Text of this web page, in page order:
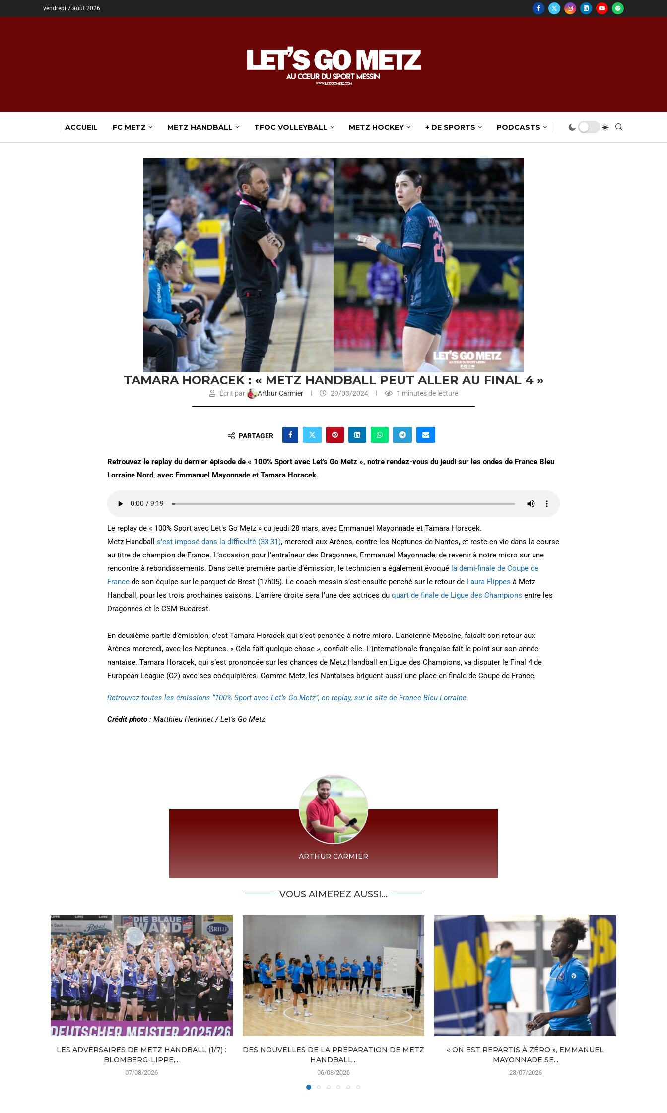
vendredi 7 août 2026
ACCUEIL FC METZ METZ HANDBALL TFOC VOLLEYBALL METZ HOCKEY + DE SPORTS PODCASTS
TAMARA HORACEK : « METZ HANDBALL PEUT ALLER AU FINAL 4 »
Écrit par Arthur Carmier 29/03/2024 1 minutes de lecture
PARTAGER
Retrouvez le replay du dernier épisode de « 100% Sport avec Let’s Go Metz », notre rendez-vous du jeudi sur les ondes de France Bleu
Lorraine Nord, avec Emmanuel Mayonnade et Tamara Horacek.
Le replay de « 100% Sport avec Let’s Go Metz » du jeudi 28 mars, avec Emmanuel Mayonnade et Tamara Horacek.
Metz Handball s’est imposé dans la difficulté (33-31), mercredi aux Arènes, contre les Neptunes de Nantes, et reste en vie dans la course
au titre de champion de France. L’occasion pour l’entraîneur des Dragonnes, Emmanuel Mayonnade, de revenir à notre micro sur une
rencontre à rebondissements. Dans cette première partie d’émission, le technicien a également évoqué la demi-finale de Coupe de
France de son équipe sur le parquet de Brest (17h05). Le coach messin s’est ensuite penché sur le retour de Laura Flippes à Metz
Handball, pour les trois prochaines saisons. L’arrière droite sera l’une des actrices du quart de finale de Ligue des Champions entre les
Dragonnes et le CSM Bucarest.
En deuxième partie d’émission, c’est Tamara Horacek qui s’est penchée à notre micro. L’ancienne Messine, faisait son retour aux
Arènes mercredi, avec les Neptunes. « Cela fait quelque chose », confiait-elle. L’internationale française fait le point sur son année
nantaise. Tamara Horacek, qui s’est prononcée sur les chances de Metz Handball en Ligue des Champions, va disputer le Final 4 de
European League (C2) avec ses coéquipières. Comme Metz, les Nantaises briguent aussi une place en finale de Coupe de France.
Retrouvez toutes les émissions “100% Sport avec Let’s Go Metz”, en replay, sur le site de France Bleu Lorraine.
Crédit photo : Matthieu Henkinet / Let’s Go Metz
ARTHUR CARMIER
VOUS AIMEREZ AUSSI...
LES ADVERSAIRES DE METZ HANDBALL (1/7) :
BLOMBERG-LIPPE,...
07/08/2026
DES NOUVELLES DE LA PRÉPARATION DE METZ
HANDBALL...
06/08/2026
« ON EST REPARTIS À ZÉRO », EMMANUEL
MAYONNADE SE...
23/07/2026